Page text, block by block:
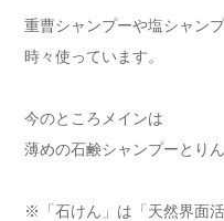
重曹シャンプーや塩シャン
時々使っています。
今のところメインは
薄めの石鹸シャンプーとり
※「石けん」は「天然界面活